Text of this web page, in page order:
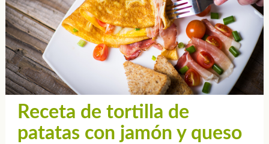
Receta de tortilla de
patatas con jamón y queso